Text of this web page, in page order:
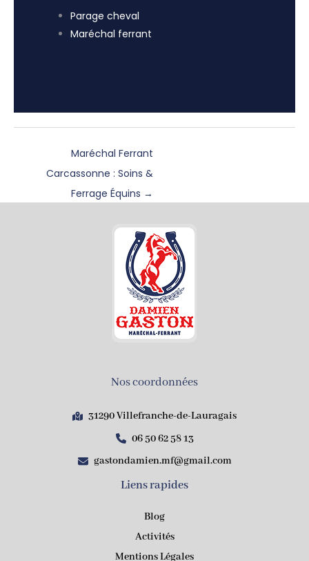
Parage cheval
Maréchal ferrant
Maréchal Ferrant
Carcassonne : Soins &
Ferrage Équins →
Nos coordonnées
31290 Villefranche-de-Lauragais
06 50 62 58 13
gastondamien.mf@gmail.com
Liens rapides
Blog
Activités
Mentions Légales